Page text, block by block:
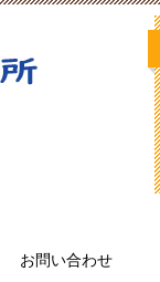
お問い合わせ